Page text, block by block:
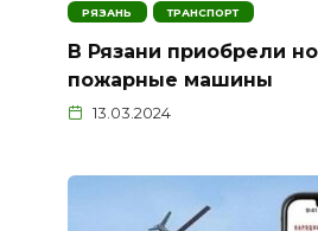
РЯЗАНЬ ТРАНСПОРТ
В Рязани приобрели
пожарные машины
13.03.2024